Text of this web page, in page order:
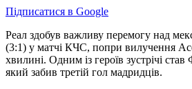
Підписатися в Google
Реал здобув важливу перемогу над
(3:1) у матчі КЧС, попри вилучення
хвилині. Одним із героїв зустрічі
який забив третій гол мадридців.